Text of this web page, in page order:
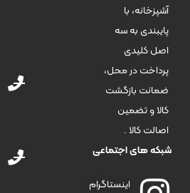
آشپزخانه، با
پایبندی به سه
اصل کلیدی
پرداخت در محل،
ضمانت بازگشت
کالا و تضمین
اصالت کالا .
شبکه های اجتماعی
اینستاگرام